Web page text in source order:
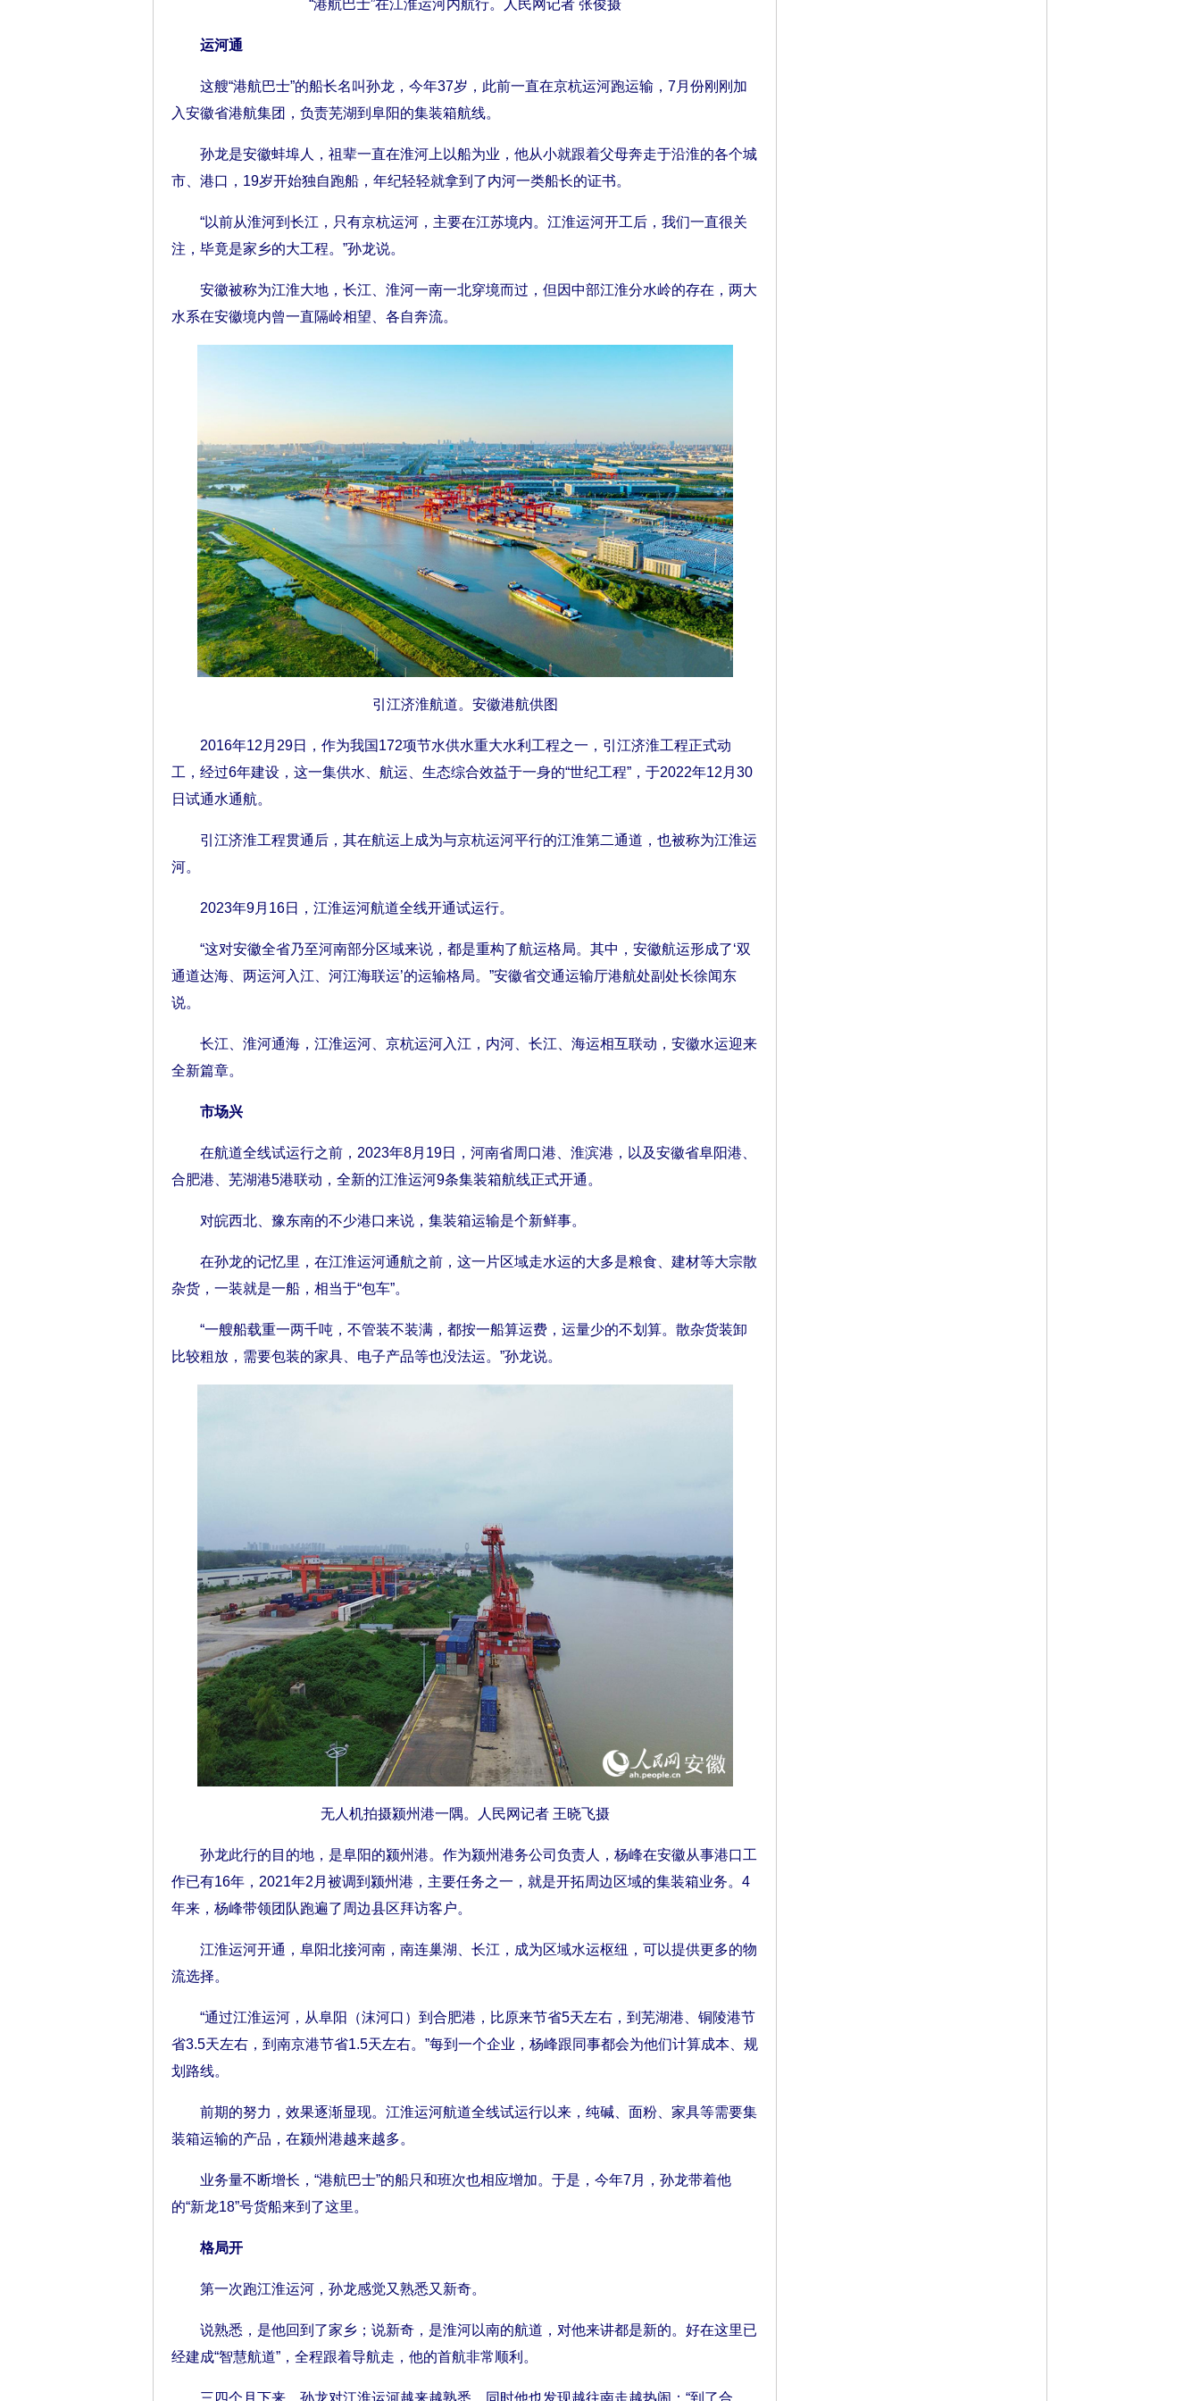
“港航巴士”在江淮运河内航行。人民网记者 张俊摄
运河通
这艘“港航巴士”的船长名叫孙龙，今年37岁，此前一直在京杭运河跑运输，7月份刚刚加
入安徽省港航集团，负责芜湖到阜阳的集装箱航线。
孙龙是安徽蚌埠人，祖辈一直在淮河上以船为业，他从小就跟着父母奔走于沿淮的各个城
市、港口，19岁开始独自跑船，年纪轻轻就拿到了内河一类船长的证书。
“以前从淮河到长江，只有京杭运河，主要在江苏境内。江淮运河开工后，我们一直很关
注，毕竟是家乡的大工程。”孙龙说。
安徽被称为江淮大地，长江、淮河一南一北穿境而过，但因中部江淮分水岭的存在，两大
水系在安徽境内曾一直隔岭相望、各自奔流。
引江济淮航道。安徽港航供图
2016年12月29日，作为我国172项节水供水重大水利工程之一，引江济淮工程正式动
工，经过6年建设，这一集供水、航运、生态综合效益于一身的“世纪工程”，于2022年12月30
日试通水通航。
引江济淮工程贯通后，其在航运上成为与京杭运河平行的江淮第二通道，也被称为江淮运
河。
2023年9月16日，江淮运河航道全线开通试运行。
“这对安徽全省乃至河南部分区域来说，都是重构了航运格局。其中，安徽航运形成了‘双
通道达海、两运河入江、河江海联运’的运输格局。”安徽省交通运输厅港航处副处长徐闻东
说。
长江、淮河通海，江淮运河、京杭运河入江，内河、长江、海运相互联动，安徽水运迎来
全新篇章。
市场兴
在航道全线试运行之前，2023年8月19日，河南省周口港、淮滨港，以及安徽省阜阳港、
合肥港、芜湖港5港联动，全新的江淮运河9条集装箱航线正式开通。
对皖西北、豫东南的不少港口来说，集装箱运输是个新鲜事。
在孙龙的记忆里，在江淮运河通航之前，这一片区域走水运的大多是粮食、建材等大宗散
杂货，一装就是一船，相当于“包车”。
“一艘船载重一两千吨，不管装不装满，都按一船算运费，运量少的不划算。散杂货装卸
比较粗放，需要包装的家具、电子产品等也没法运。”孙龙说。
无人机拍摄颍州港一隅。人民网记者 王晓飞摄
孙龙此行的目的地，是阜阳的颍州港。作为颍州港务公司负责人，杨峰在安徽从事港口工
作已有16年，2021年2月被调到颍州港，主要任务之一，就是开拓周边区域的集装箱业务。4
年来，杨峰带领团队跑遍了周边县区拜访客户。
江淮运河开通，阜阳北接河南，南连巢湖、长江，成为区域水运枢纽，可以提供更多的物
流选择。
“通过江淮运河，从阜阳（沫河口）到合肥港，比原来节省5天左右，到芜湖港、铜陵港节
省3.5天左右，到南京港节省1.5天左右。”每到一个企业，杨峰跟同事都会为他们计算成本、规
划路线。
前期的努力，效果逐渐显现。江淮运河航道全线试运行以来，纯碱、面粉、家具等需要集
装箱运输的产品，在颍州港越来越多。
业务量不断增长，“港航巴士”的船只和班次也相应增加。于是，今年7月，孙龙带着他
的“新龙18”号货船来到了这里。
格局开
第一次跑江淮运河，孙龙感觉又熟悉又新奇。
说熟悉，是他回到了家乡；说新奇，是淮河以南的航道，对他来讲都是新的。好在这里已
经建成“智慧航道”，全程跟着导航走，他的首航非常顺利。
三四个月下来，孙龙对江淮运河越来越熟悉，同时他也发现越往南走越热闹：“到了合